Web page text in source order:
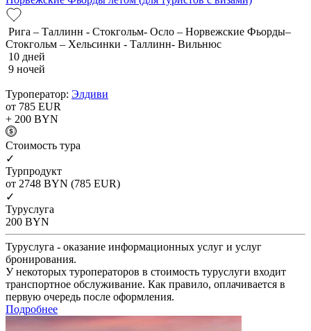
Рига – Таллинн - Стокгольм- Осло – Норвежские Фьорды–
Стокгольм – Хельсинки - Таллинн- Вильнюс
10 дней
9 ночей
Туроператор: Элдиви
от 785 EUR
+ 200 BYN
Cтоимость тура
✓
Турпродукт
от 2748 BYN (785 EUR)
✓
Туруслуга
200 BYN
Туруслуга - оказание информационных услуг и услуг
бронирования.
У некоторых туроператоров в стоимость туруслуги входит
транспортное обслуживание. Как правило, оплачивается в
первую очередь после оформления.
Подробнее